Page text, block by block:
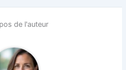
de l'auteur